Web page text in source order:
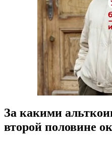
За какими
второй половине